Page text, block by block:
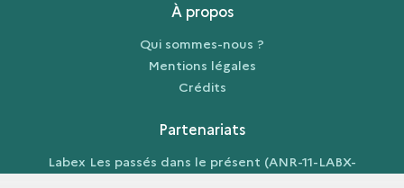
À propos
Qui sommes-nous ?
Mentions légales
Crédits
Partenariats
Labex Les passés dans le présent (ANR-11-LABX-
0026-01)